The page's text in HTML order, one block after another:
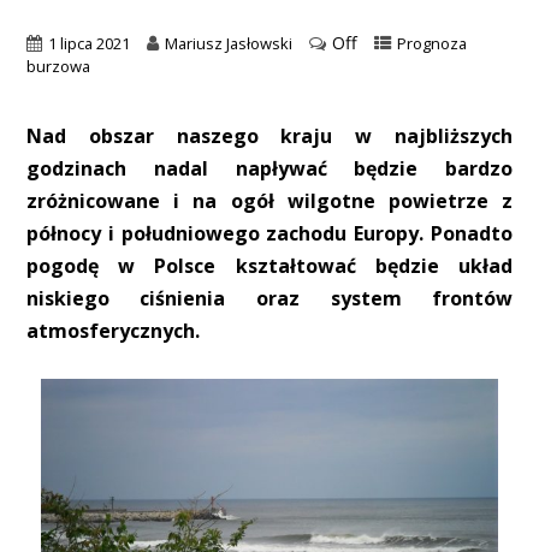
1 lipca 2021 Mariusz Jasłowski Off
Prognoza
burzowa
Nad obszar naszego kraju w najbliższych
godzinach nadal napływać będzie bardzo
zróżnicowane i na ogół wilgotne powietrze z
północy i południowego zachodu Europy. Ponadto
pogodę w Polsce kształtować będzie układ
niskiego ciśnienia oraz system frontów
atmosferycznych.